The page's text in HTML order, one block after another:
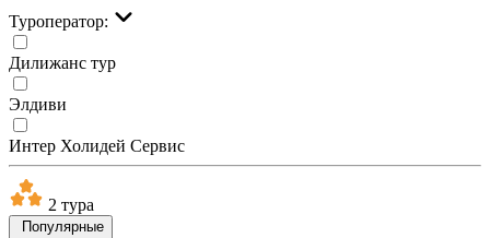
Туроператор:
Дилижанс тур
Элдиви
Интер Холидей Сервис
2 тура
Популярные